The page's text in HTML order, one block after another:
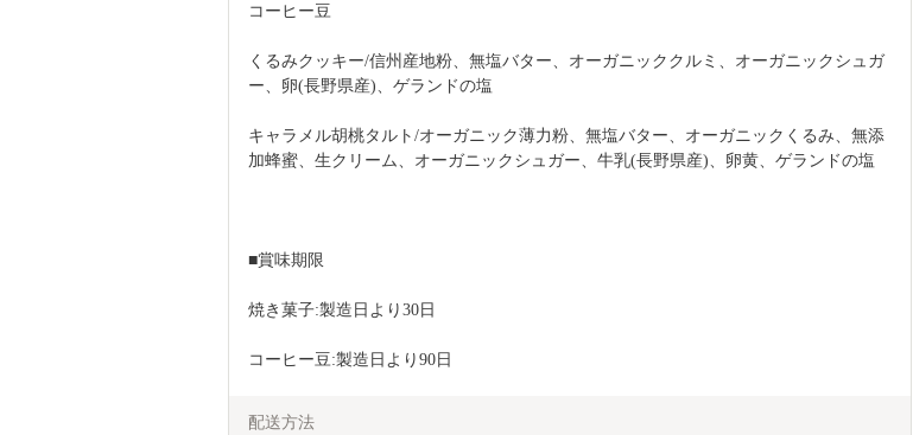
コーヒー豆
くるみクッキー/信州産地粉、無塩バター、オーガニッククルミ、オーガニックシュガ
ー、卵(長野県産)、ゲランドの塩
キャラメル胡桃タルト/オーガニック薄力粉、無塩バター、オーガニックくるみ、無添
加蜂蜜、生クリーム、オーガニックシュガー、牛乳(長野県産)、卵黄、ゲランドの塩
■賞味期限
焼き菓子:製造日より30日
コーヒー豆:製造日より90日
配送方法